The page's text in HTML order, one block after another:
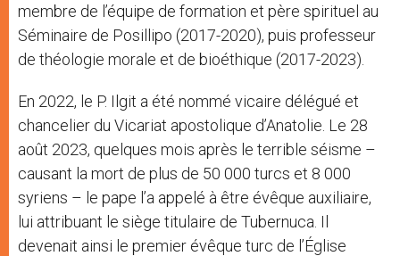
membre de l’équipe de formation et père spirituel au
Séminaire de Posillipo (2017-2020), puis professeur
de théologie morale et de bioéthique (2017-2023).
En 2022, le P. Ilgit a été nommé vicaire délégué et
chancelier du Vicariat apostolique d’Anatolie. Le 28
août 2023, quelques mois après le terrible séisme –
causant la mort de plus de 50 000 turcs et 8 000
syriens – le pape l’a appelé à être évêque auxiliaire,
lui attribuant le siège titulaire de Tubernuca. Il
devenait ainsi le premier évêque turc de l’Église